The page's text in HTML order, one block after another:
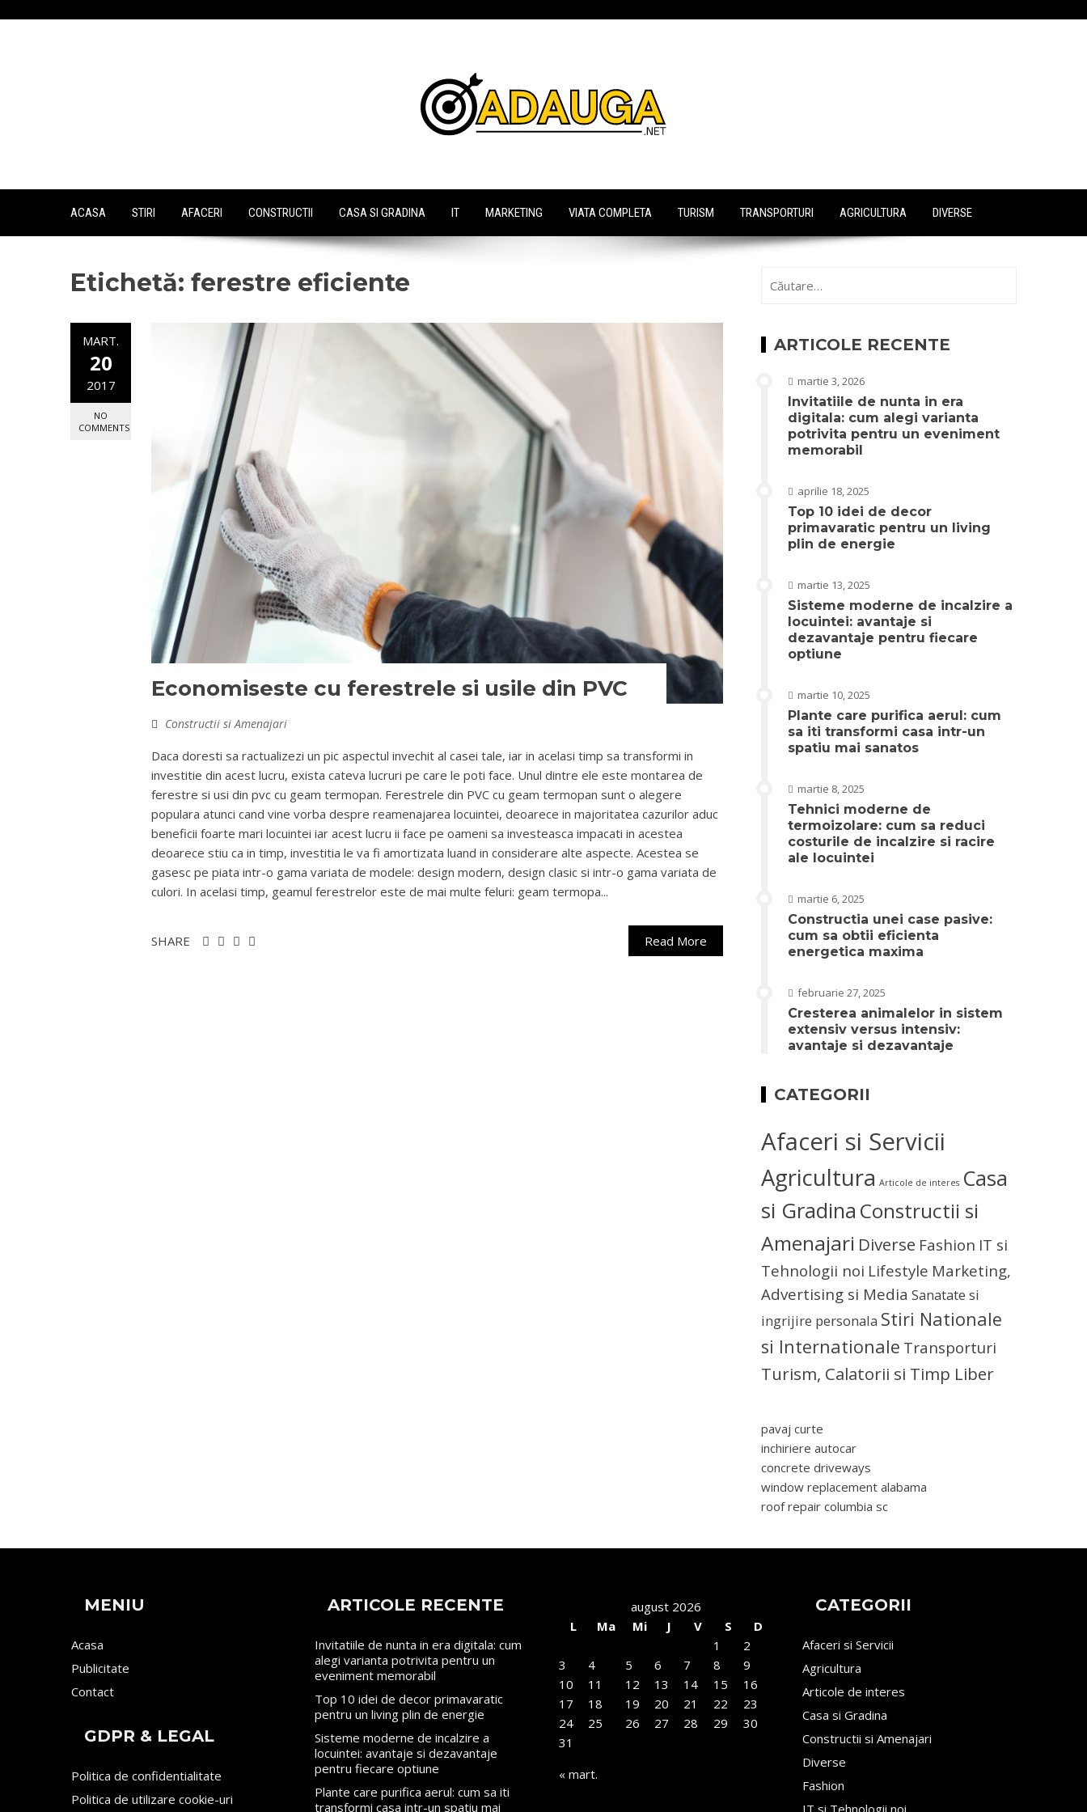
ACASA STIRI AFACERI CONSTRUCTII CASA SI GRADINA IT MARKETING VIATA COMPLETA TURISM TRANSPORTURI AGRICULTURA DIVERSE
Etichetă: ferestre eficiente
MART.
20
2017
NO
COMMENTS
Economiseste cu ferestrele si usile din PVC
Constructii si Amenajari
Daca doresti sa ractualizezi un pic aspectul invechit al casei tale, iar in acelasi timp sa transformi in
investitie din acest lucru, exista cateva lucruri pe care le poti face. Unul dintre ele este montarea de
ferestre si usi din pvc cu geam termopan. Ferestrele din PVC cu geam termopan sunt o alegere
populara atunci cand vine vorba despre reamenajarea locuintei, deoarece in majoritatea cazurilor aduc
beneficii foarte mari locuintei iar acest lucru ii face pe oameni sa investeasca impacati in acestea
deoarece stiu ca in timp, investitia le va fi amortizata luand in considerare alte aspecte. Acestea se
gasesc pe piata intr-o gama variata de modele: design modern, design clasic si intr-o gama variata de
culori. In acelasi timp, geamul ferestrelor este de mai multe feluri: geam termopa...
Read More
SHARE
după:
ARTICOLE RECENTE
martie 3, 2026
Invitatiile de nunta in era
digitala: cum alegi varianta
potrivita pentru un eveniment
memorabil
aprilie 18, 2025
Top 10 idei de decor
primavaratic pentru un living
plin de energie
martie 13, 2025
Sisteme moderne de incalzire a
locuintei: avantaje si
dezavantaje pentru fiecare
optiune
martie 10, 2025
Plante care purifica aerul: cum
sa iti transformi casa intr-un
spatiu mai sanatos
martie 8, 2025
Tehnici moderne de
termoizolare: cum sa reduci
costurile de incalzire si racire
ale locuintei
martie 6, 2025
Constructia unei case pasive:
cum sa obtii eficienta
energetica maxima
februarie 27, 2025
Cresterea animalelor in sistem
extensiv versus intensiv:
avantaje si dezavantaje
CATEGORII
Afaceri si Servicii
Agricultura Articole de interes Casa
si Gradina Constructii si
Amenajari Diverse Fashion IT si
Tehnologii noi Lifestyle Marketing,
Advertising si Media Sanatate si
ingrijire personala Stiri Nationale
si Internationale Transporturi
Turism, Calatorii si Timp Liber
pavaj curte
inchiriere autocar
concrete driveways
window replacement alabama
roof repair columbia sc
MENIU
Acasa
Publicitate
Contact
GDPR & LEGAL
Politica de confidentialitate
Politica de utilizare cookie-uri
ARTICOLE RECENTE
Invitatiile de nunta in era digitala: cum
alegi varianta potrivita pentru un
eveniment memorabil
Top 10 idei de decor primavaratic
pentru un living plin de energie
Sisteme moderne de incalzire a
locuintei: avantaje si dezavantaje
pentru fiecare optiune
Plante care purifica aerul: cum sa iti
transformi casa intr-un spatiu mai
august 2026
L
Ma Mi J V S
D
1
2
3
4 5 6 7 8
9
10
11 12 13 14 15
16
17
18 19 20 21 22
23
24
25 26 27 28 29
30
31
« mart.
CATEGORII
Afaceri si Servicii
Agricultura
Articole de interes
Casa si Gradina
Constructii si Amenajari
Diverse
Fashion
IT si Tehnologii noi